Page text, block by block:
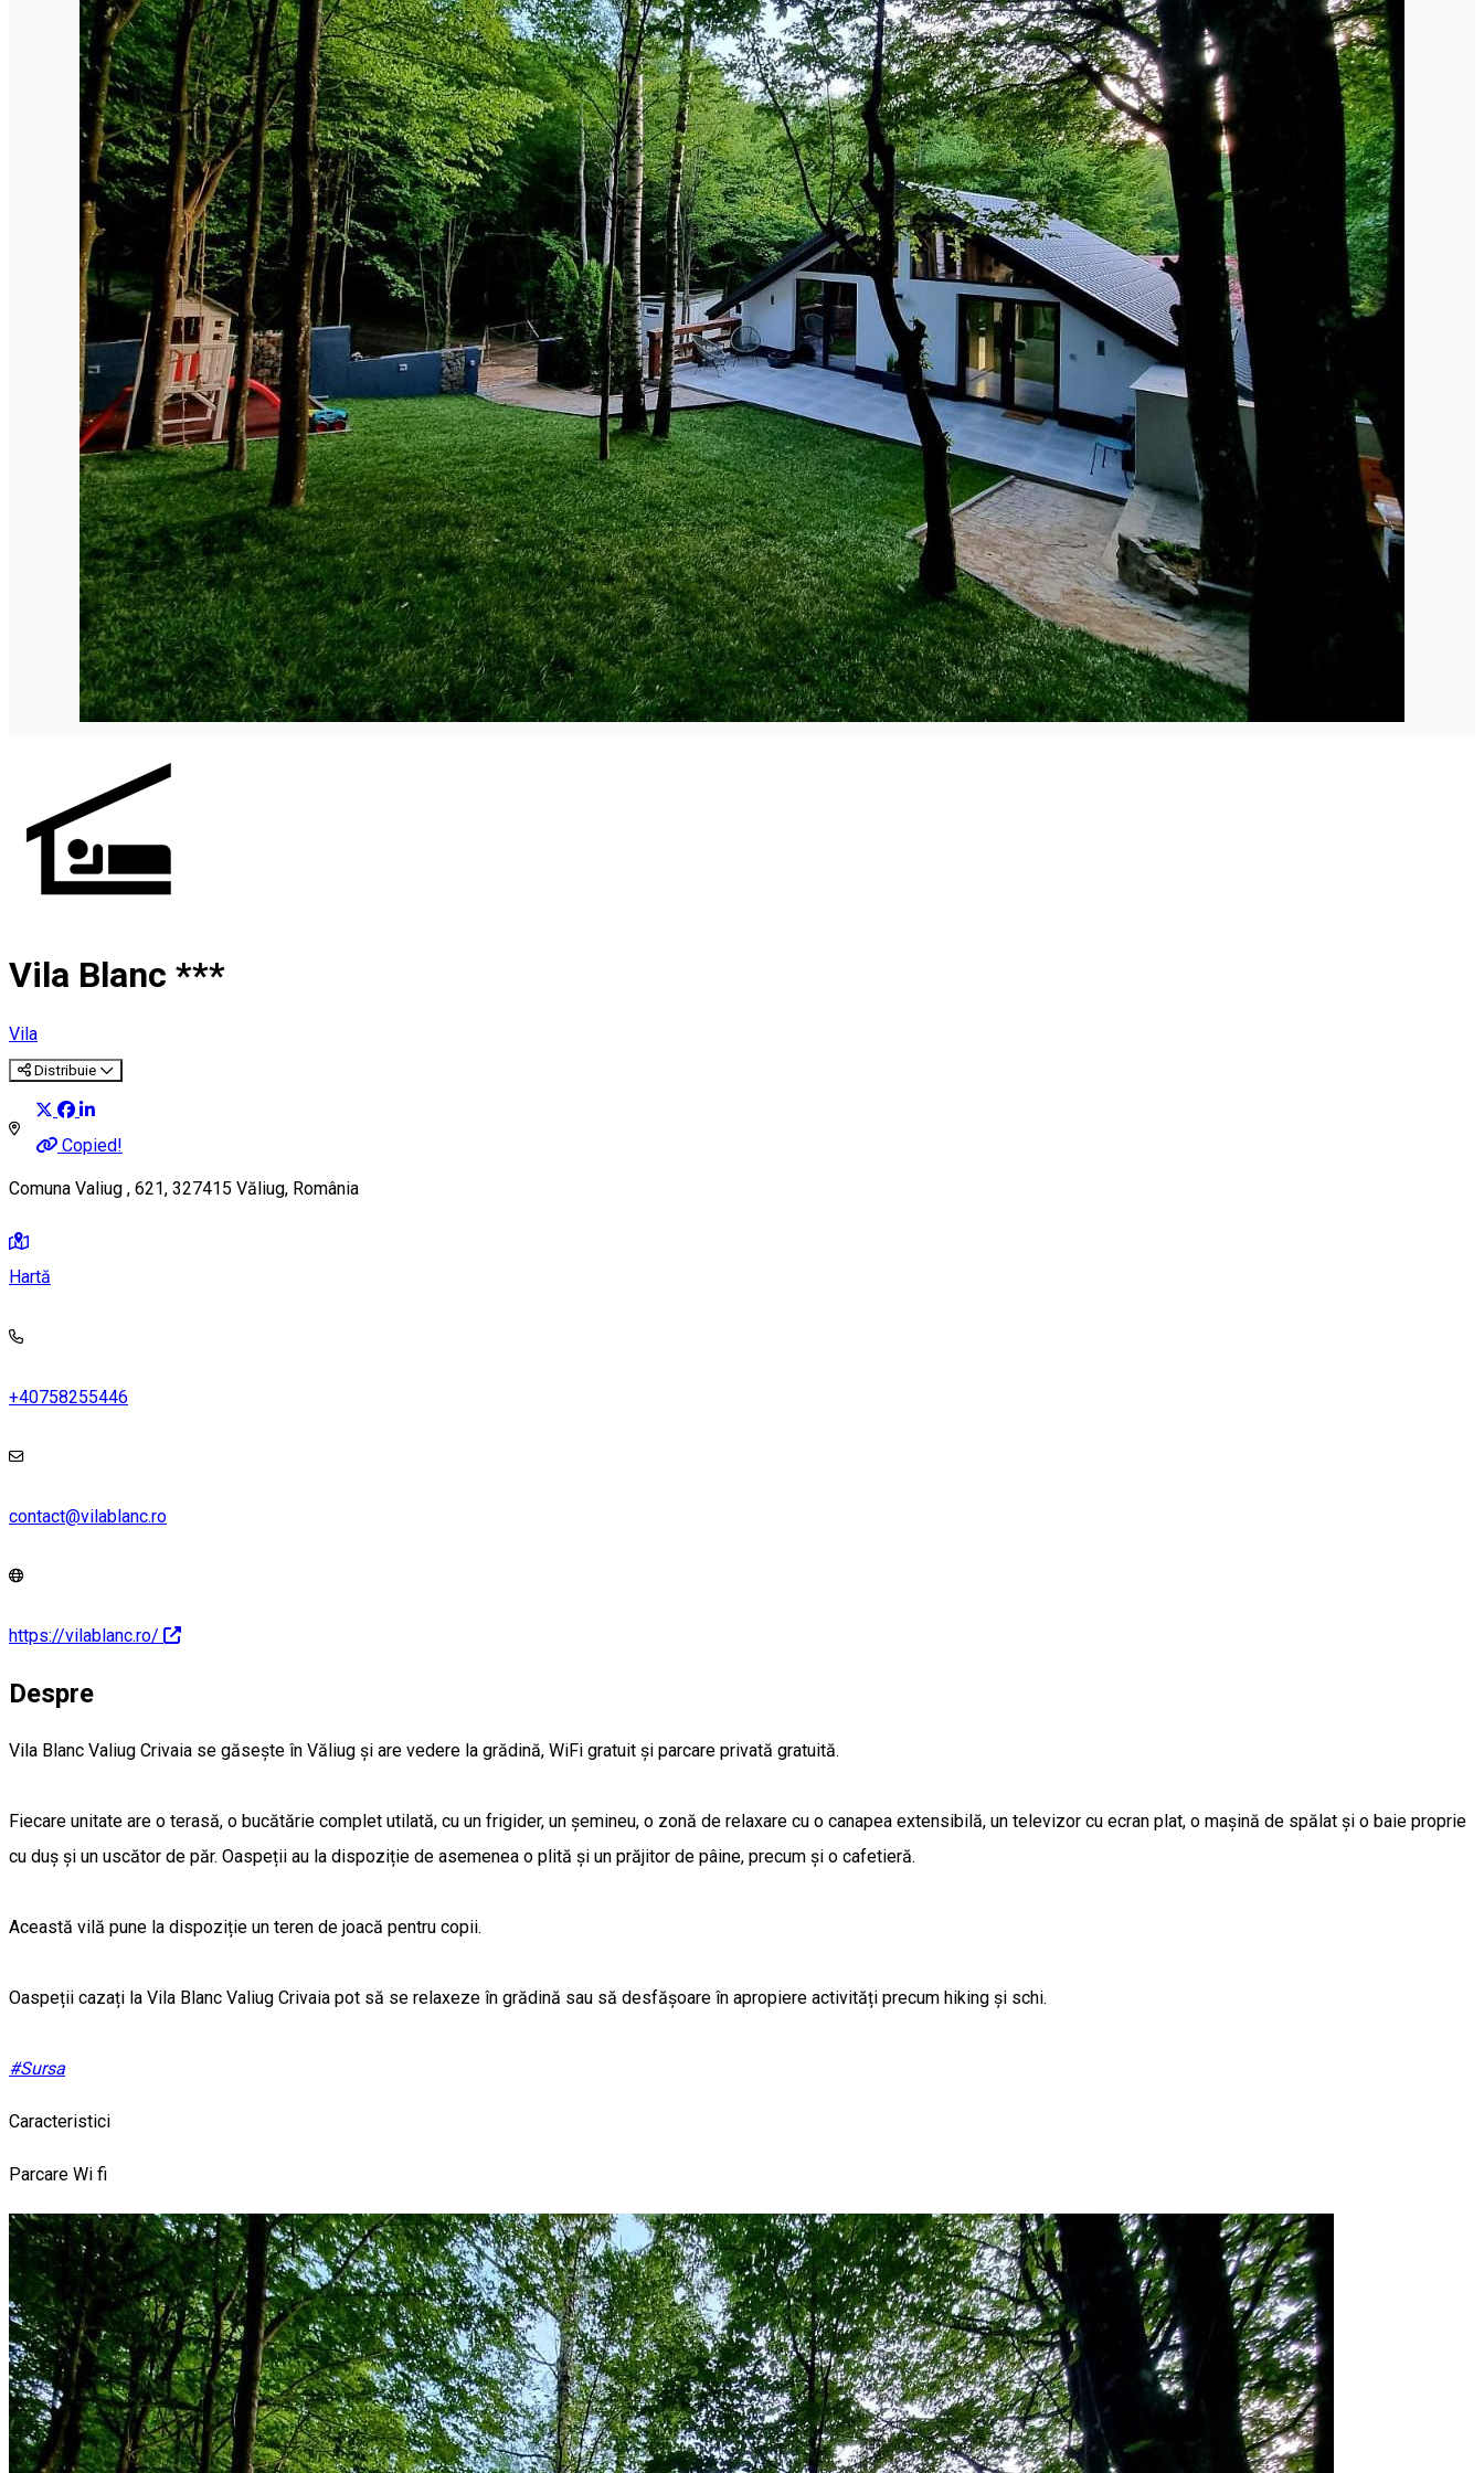
English
Vila Blanc ***
Vila
Distribuie
Copied!
Comuna Valiug , 621, 327415 Văliug, România
Hartă
+40758255446
contact@vilablanc.ro
https://vilablanc.ro/
Despre
Vila Blanc Valiug Crivaia se găsește în Văliug și are vedere la grădină, WiFi gratuit și parcare privată gratuită.
Fiecare unitate are o terasă, o bucătărie complet utilată, cu un frigider, un șemineu, o zonă de relaxare cu o canapea extensibilă, un televizor cu ecran plat, o mașină de spălat și o baie proprie
cu duș și un uscător de păr. Oaspeții au la dispoziție de asemenea o plită și un prăjitor de pâine, precum și o cafetieră.
Această vilă pune la dispoziție un teren de joacă pentru copii.
Oaspeții cazați la Vila Blanc Valiug Crivaia pot să se relaxeze în grădină sau să desfășoare în apropiere activități precum hiking și schi.
#Sursa
Caracteristici
Parcare Wi fi